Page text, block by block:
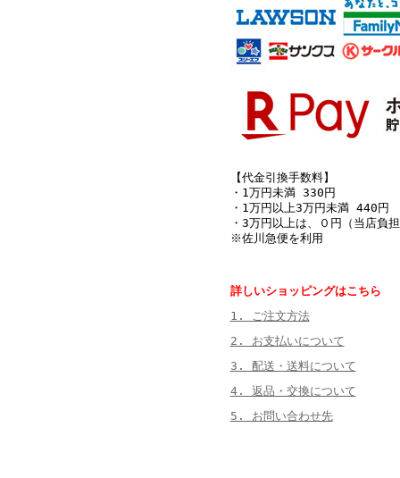
【代金引換手数料】
・1万円未満 330円
・1万円以上3万円未満 440円
・3万円以上は、０円（当店負
※佐川急便を利用
詳しいショッピングはこちら
1. ご注文方法
2. お支払いについて
3. 配送・送料について
4. 返品・交換について
5. お問い合わせ先